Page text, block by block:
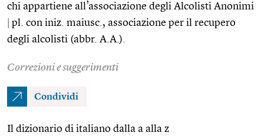
chi appartiene all’associazione degli Alcolisti Anonimi
pl. con iniz. maiusc. , associazione per il recupero
degli alcolisti (abbr. A.A.).
Correzioni e suggerimenti
Condividi
Il dizionario di italiano dalla a alla z